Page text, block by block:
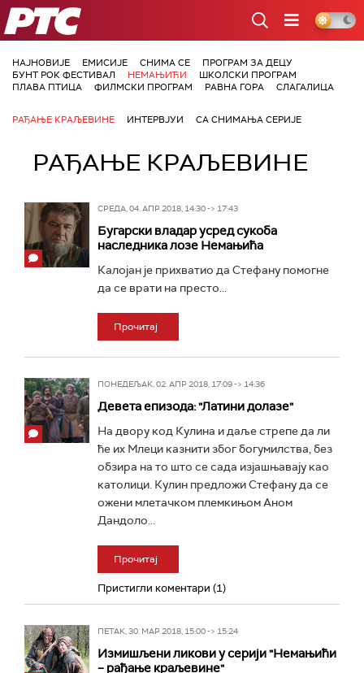
РТС
НАЈНОВИЈЕ ЕМИСИЈЕ СНИМА СЕ
ПРОГРАМ ЗА ДЕЦУ
БУНТ РОК ФЕСТИВАЛ
НЕМАЊИЋИ
ШКОЛСКИ ПРОГРАМ
ПЛАВА ПТИЦА
ФИЛМСКИ ПРОГРАМ РАВНА ГОРА СЛАГАЛИЦА
РАЂАЊЕ КРАЉЕВИНЕ ИНТЕРВЈУИ СА СНИМАЊА СЕРИЈЕ
РАЂАЊЕ КРАЉЕВИНЕ
СРЕДА, 04. АПР 2018, 14:30 -> 17:43
Бугарски владар усред сукоба
наследника лозе Немањића
Калојан је прихватио да Стефану помогне
да се врати на престо...
Прочитај
ПОНЕДЕЉАК, 02. АПР 2018, 17:09 -> 14:36
Девета епизода: "Латини долазе"
На двору код Кулина и даље стрепе да ли
ће их Млеци казнити због богумилства, без
обзира на то што се сада изјашњавају као
католици. Кулин предложи Стефану да се
ожени млетачком племкињом Аном
Дандоло...
Прочитај
Пристигли коментари (1)
ПЕТАК, 30. МАР 2018, 15:00 -> 15:24
Измишљени ликови у серији "Немањићи
– рађање краљевине"